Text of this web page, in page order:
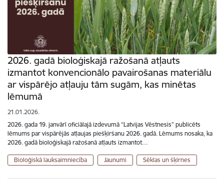
2026. gadā bioloģiskajā ražošanā atļauts
izmantot konvencionālo pavairošanas materiālu
ar vispārējo atļauju tām sugām, kas minētas
lēmumā
21.01.2026.
2026. gada 19. janvārī oficiālajā izdevumā “Latvijas Vēstnesis” publicēts
lēmums par vispārējās atļaujas piešķiršanu 2026. gadā. Lēmums nosaka, ka
2026. gadā bioloģiskajā ražošanā atļauts izmantot…
Bioloģiskā lauksaimniecība Jaunumi Sēklas un šķirnes